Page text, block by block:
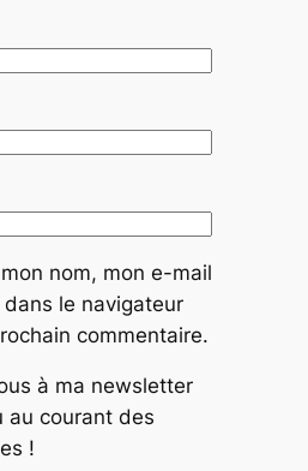
nom, mon e-mail
le navigateur
commentaire.
à ma newsletter
au courant des
!